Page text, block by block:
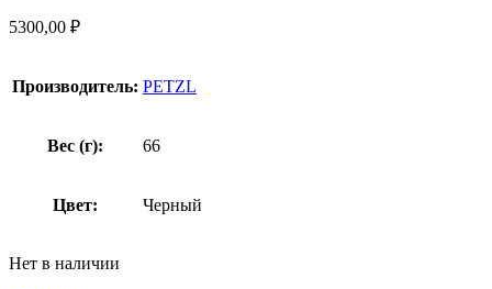
5300,00 ₽
Производитель: PETZL
Вес (г): 66
Цвет: Черный
Нет в наличии